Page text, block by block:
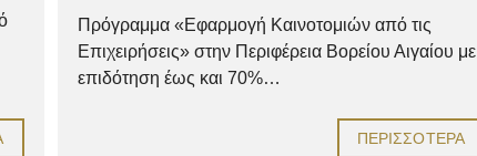
Πρόγραμμα «Εφαρμογή Καινοτομιών από τις
Επιχειρήσεις» στην Περιφέρεια Βορείου Αιγαίου με
επιδότηση έως και 70%…
ΠΕΡΙΣΣΌΤΕΡΑ